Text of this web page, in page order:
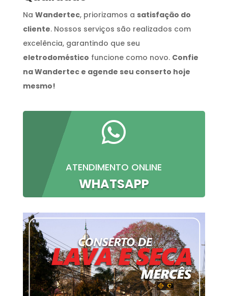
Na Wandertec, priorizamos a satisfação do
cliente. Nossos serviços são realizados com
excelência, garantindo que seu
eletrodoméstico funcione como novo. Confie
na Wandertec e agende seu conserto hoje
mesmo!

ATENDIMENTO ONLINE
WHATSAPP